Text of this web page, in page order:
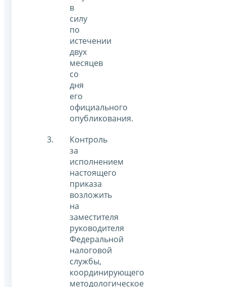
в
силу
по
истечении
двух
месяцев
со
дня
его
официального
опубликования.
Контроль
за
исполнением
настоящего
приказа
возложить
на
заместителя
руководителя
Федеральной
налоговой
службы,
координирующего
методологическое